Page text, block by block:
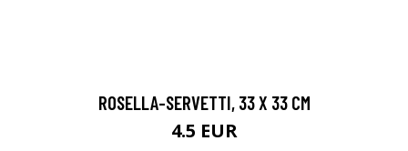
ROSELLA-SERVETTI, 33 X 33 CM
4.5 EUR